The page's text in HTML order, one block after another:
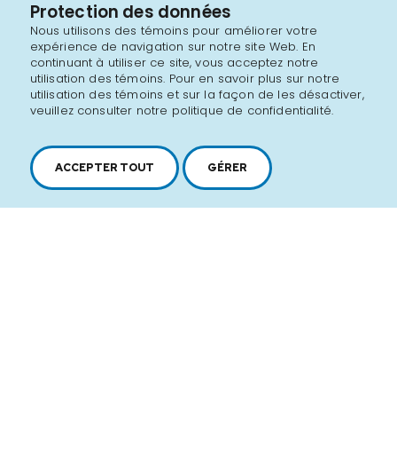
Protection des données
Nous utilisons des témoins pour améliorer votre
expérience de navigation sur notre site Web. En
continuant à utiliser ce site, vous acceptez notre
utilisation des témoins. Pour en savoir plus sur notre
utilisation des témoins et sur la façon de les désactiver,
veuillez consulter notre politique de confidentialité.
ACCEPTER TOUT GÉRER